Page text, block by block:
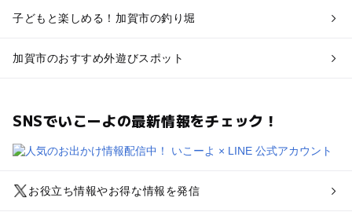
子どもと楽しめる！加賀市の釣り堀
加賀市のおすすめ外遊びスポット
SNSでいこーよの最新情報をチェック！
お役立ち情報やお得な情報を発信